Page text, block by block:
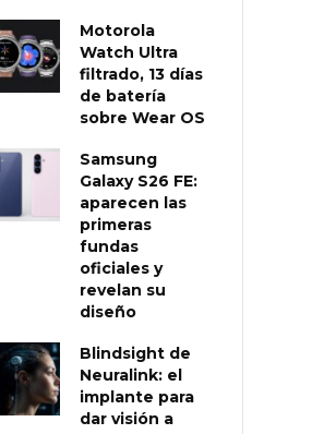
Motorola
Watch Ultra
filtrado, 13 días
de batería
sobre Wear OS
Samsung
Galaxy S26 FE:
aparecen las
primeras
fundas
oficiales y
revelan su
diseño
Blindsight de
Neuralink: el
implante para
dar visión a